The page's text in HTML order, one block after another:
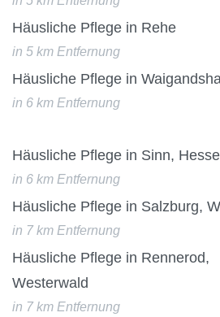
Häusliche Pflege in Rehe
in 5 km Entfernung
Häusliche Pflege in
in 6 km Entfernung
Häusliche Pflege in Sinn,
in 6 km Entfernung
Häusliche Pflege in Salzburg,
in 7 km Entfernung
Häusliche Pflege in Rennerod,
Westerwald
in 7 km Entfernung